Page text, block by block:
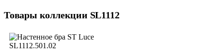
Товары коллекции SL1112